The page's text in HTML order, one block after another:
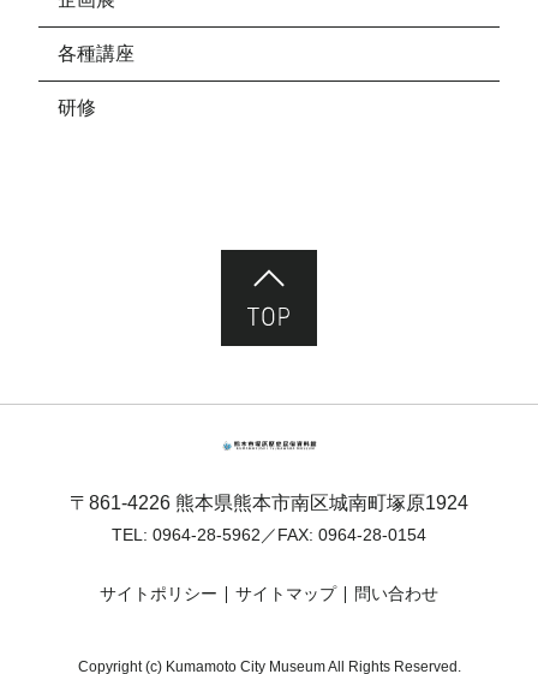
各種講座
研修
〒861-4226 熊本県熊本市南区城南町塚原1924
TEL: 0964-28-5962 ／FAX: 0964-28-0154
サイトポリシー サイトマップ 問い合わせ
Copyright (c) Kumamoto City Museum All Rights Reserved.